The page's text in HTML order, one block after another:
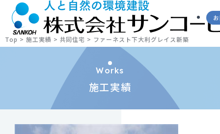
Top > 施工実績 > 共同住宅 > ファーネスト下大利グレイス新築
Works
施工実績